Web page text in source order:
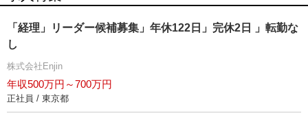
「経理」リーダー候補募集」年休122日」完休2日 」転勤な
し
株式会社Enjin
年収500万円～700万円
正社員 / 東京都